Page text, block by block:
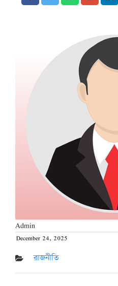
Admin
Posted
on
December 24, 2025
রাজনীতি